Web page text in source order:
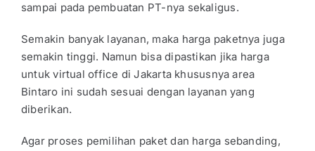
sampai pada pembuatan PT-nya sekaligus.
Semakin banyak layanan, maka harga paketnya juga
semakin tinggi. Namun bisa dipastikan jika harga
untukvirtual office di Jakartakhususnya area
Bintaro ini sudah sesuai dengan layanan yang
diberikan.
Agar proses pemilihan paket dan harga sebanding,